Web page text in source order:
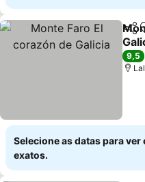
Ver
9,5
Selecione as datas para ver
exatos.